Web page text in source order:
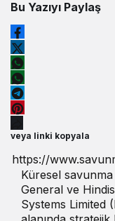
Bu Yazıyı Paylaş
veya linki kopyala
Küresel
General ve
Systems Limited